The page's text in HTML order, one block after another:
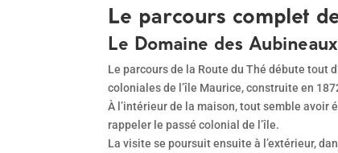
Le parcours complet
Le Domaine des Aubineaux
Le parcours de la Route du Thé débute tout
coloniales de l’île Maurice, construite en
À l’intérieur de la maison, tout semble avoir
rappeler le passé colonial de l’île.
La visite se poursuit ensuite à l’extérieur,